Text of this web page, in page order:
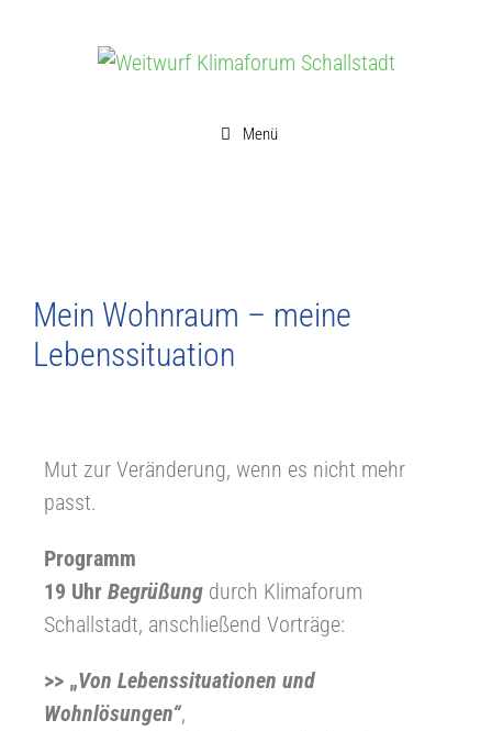
Menü
Mein Wohnraum – meine
Lebenssituation
Mut zur Veränderung, wenn es nicht mehr
passt.
Programm
19 Uhr Begrüßung durch Klimaforum
Schallstadt, anschließend Vorträge:
>> „Von Lebenssituationen und
Wohnlösungen“,